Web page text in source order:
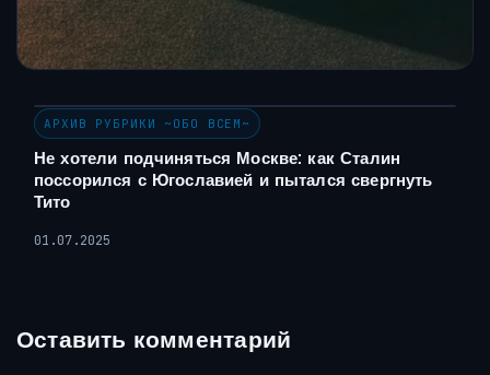
АРХИВ РУБРИКИ ~ОБО ВСЕМ~
Не хотели подчиняться Москве: как Сталин
поссорился с Югославией и пытался свергнуть
Тито
01.07.2025
Оставить комментарий